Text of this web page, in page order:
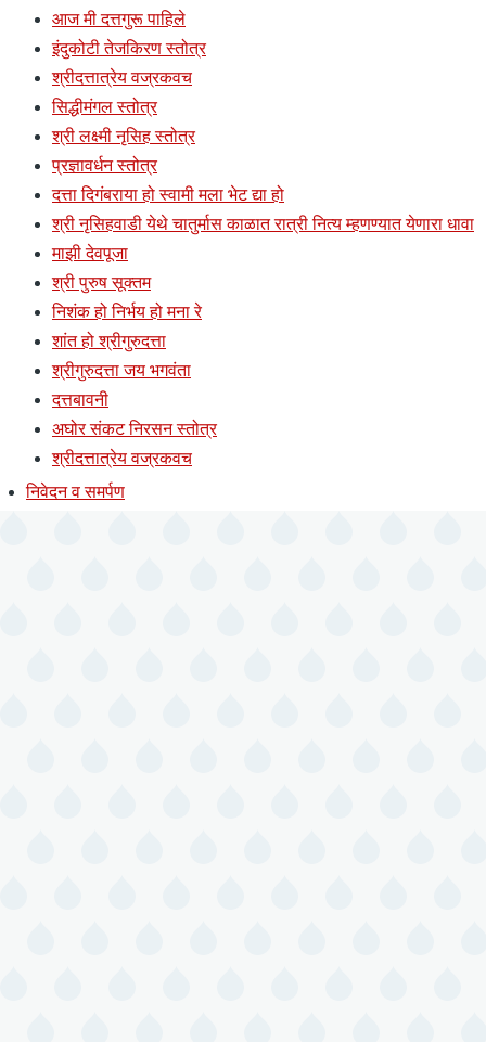
आज मी दत्तगुरू पाहिले
इंदुकोटी तेजकिरण स्तोत्र
श्रीदत्तात्रेय वज्रकवच
सिद्धीमंगल स्तोत्र
श्री लक्ष्मी नृसिह स्तोत्र
प्रज्ञावर्धन स्तोत्र
दत्ता दिगंबराया हो स्वामी मला भेट द्या हो
श्री नृसिहवाडी येथे चातुर्मास काळात रात्री नित्य म्हणण्यात येणारा धावा
माझी देवपूजा
श्री पुरुष सूक्तम
निशंक हो निर्भय हो मना रे
शांत हो श्रीगुरुदत्ता
श्रीगुरुदत्ता जय भगवंता
दत्तबावनी
अघोर संकट निरसन स्तोत्र
श्रीदत्तात्रेय वज्रकवच
निवेदन व समर्पण